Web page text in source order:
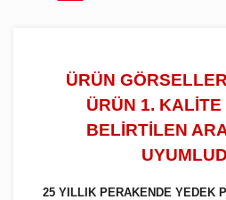
ÜRÜN
ÜRÜN 1.
BELİRTİLEN
25 YILLIK PERAKENDE YEDEK